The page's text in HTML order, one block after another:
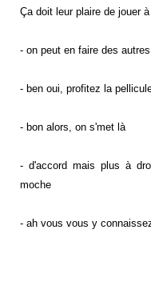
Ça doit leur plaire de jouer
- on peut en faire des
- ben oui, profitez la
- bon alors, on s'met là
- d'accord mais plus à
moche
- ah vous vous y